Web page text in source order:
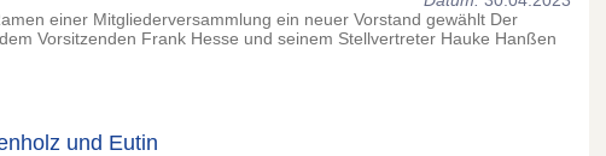
einer Mitgliederversammlung ein neuer Vorstand gewählt Der
Vorsitzenden Frank Hesse und seinem Stellvertreter Hauke Hanßen
und Eutin